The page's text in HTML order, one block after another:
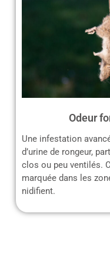
Odeur
Une infestation
d’urine de rongeur,
clos ou peu ventilés.
marquée dans les
nidifient.